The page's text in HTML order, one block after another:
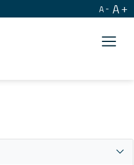
A A